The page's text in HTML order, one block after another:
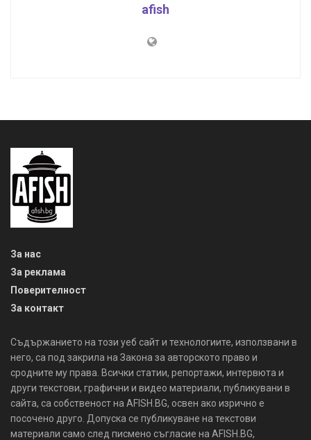
afish
За нас
За реклама
Поверителност
За контакт
Съдържанието на този уеб сайт и технологиите, използвани в
него, са под закрила на Закона за авторското право и
сродните му права. Всички статии, репортажи, интервюта и
други текстови, графични и видео материали, публикувани в
сайта, са собственост на AFISH.BG, освен ако изрично е
посочено друго. Допуска се публикуване на текстови
материали само след писмено съгласие на AFISH.BG,